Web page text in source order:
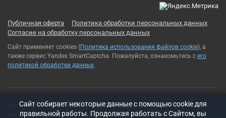
Публичная оферта
Политика обработки персональных данных
Согласие на обработку персональных данных
Сайт применяет cookies (Политика использования файлов cookie), а
также сервис Yandex SmartCaptcha. Пожалуйста, ознакомьтесь с его
политикой обработки данных.
RC-Russia 2013-2026© Все права защищены. Использование
материалов с сайта возможно только с разрешения
Cайт собирает некоторые данные с помощью cookie для
правильной работы. Продолжая работать с Сайтом, вы